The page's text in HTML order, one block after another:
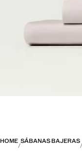
HOME SÁBANAS BAJERAS